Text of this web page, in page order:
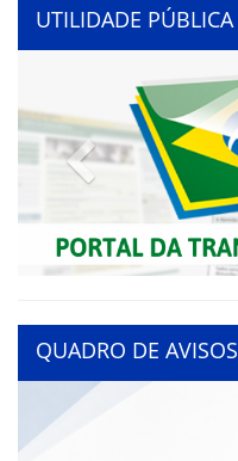
UTILIDADE PÚBLICA
Previous
QUADRO DE AVISOS